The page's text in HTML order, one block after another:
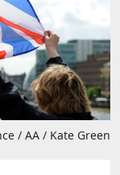
/ AA / Kate Green